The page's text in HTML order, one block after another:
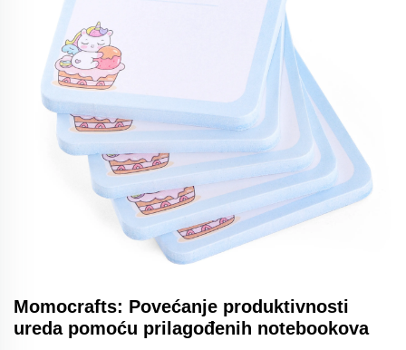
Momocrafts: Povećanje produktivnosti
ureda pomoću prilagođenih notebookova